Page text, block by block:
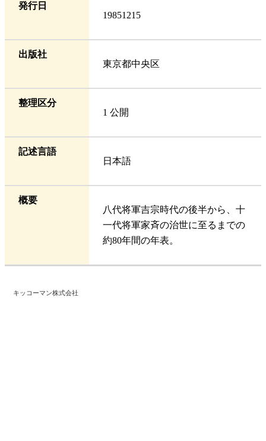
発行日
19851215
出版社
東京都中央区
整理区分
1 公開
記述言語
日本語
概要
八代将軍吉宗時代の後半から、十
一代将軍家斉の治世に至るまでの
約80年間の年表。
キッコーマン株式会社